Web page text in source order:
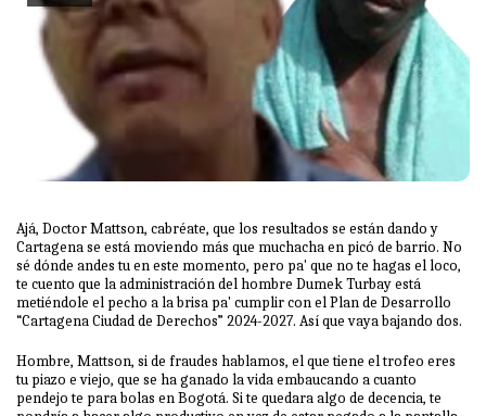
Ajá, Doctor Mattson, cabréate, que los resultados se están dando y
Cartagena se está moviendo más que muchacha en picó de barrio. No
sé dónde andes tu en este momento, pero pa' que no te hagas el loco,
te cuento que la administración del hombre Dumek Turbay está
metiéndole el pecho a la brisa pa' cumplir con el Plan de Desarrollo
“Cartagena Ciudad de Derechos” 2024-2027. Así que vaya bajando dos.
Hombre, Mattson, si de fraudes hablamos, el que tiene el trofeo eres
tu piazo e viejo, que se ha ganado la vida embaucando a cuanto
pendejo te para bolas en Bogotá. Si te quedara algo de decencia, te